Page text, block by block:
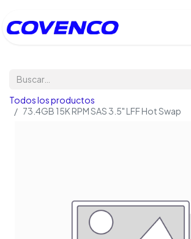
Todos los productos
73.4GB 15K RPM SAS 3.5" LFF Hot Swap